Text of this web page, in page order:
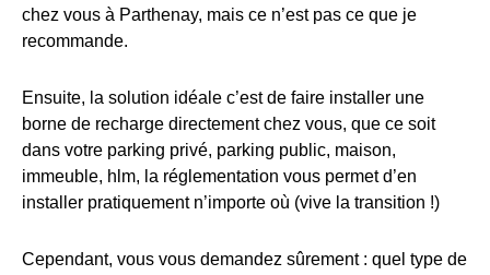
chez vous à Parthenay, mais ce n’est pas ce que je
recommande.
Ensuite, la solution idéale c’est de faire installer une
borne de recharge directement chez vous, que ce soit
dans votre parking privé, parking public, maison,
immeuble, hlm, la réglementation vous permet d’en
installer pratiquement n’importe où (vive la transition !)
Cependant, vous vous demandez sûrement : quel type de